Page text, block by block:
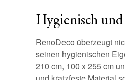
Hygienisch
RenoDeco überzeugt
seinen hygienischen
210 cm, 100 x 255 cm